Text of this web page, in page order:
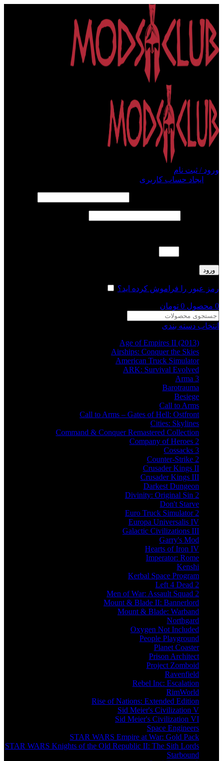
ورود / ثبت نام
ایجاد حساب کاربری
ورود
رمز عبور را فراموش کرده اید؟
0 محصول 0 تومان
انتخاب دسته بندی
Age of Empires II (2013)
Airships: Conquer the Skies
American Truck Simulator
ARK: Survival Evolved
Arma 3
Barotrauma
Besiege
Call to Arms
Call to Arms – Gates of Hell: Ostfront
Cities: Skylines
Command & Conquer Remastered Collection
Company of Heroes 2
Cossacks 3
Counter-Strike 2
Crusader Kings II
Crusader Kings III
Darkest Dungeon
Divinity: Original Sin 2
Don't Starve
Euro Truck Simulator 2
Europa Universalis IV
Galactic Civilizations III
Garry's Mod
Hearts of Iron IV
Imperator: Rome
Kenshi
Kerbal Space Program
Left 4 Dead 2
Men of War: Assault Squad 2
Mount & Blade II: Bannerlord
Mount & Blade: Warband
Northgard
Oxygen Not Included
People Playground
Planet Coaster
Prison Architect
Project Zomboid
Ravenfield
Rebel Inc: Escalation
RimWorld
Rise of Nations: Extended Edition
Sid Meier's Civilization V
Sid Meier's Civilization VI
Space Engineers
STAR WARS Empire at War: Gold Pack
STAR WARS Knights of the Old Republic II: The Sith Lords
Starbound